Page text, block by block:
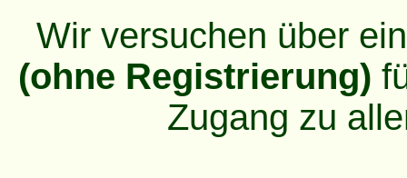
Wir versuchen über
(ohne Registrierung)
Zugang zu